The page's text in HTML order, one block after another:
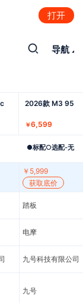
打开
导航
2026款 M3 95
￥6,599
●标配○选配-无
￥ 5,999
获取底价
踏板
电摩
九号科技有限公司
九号